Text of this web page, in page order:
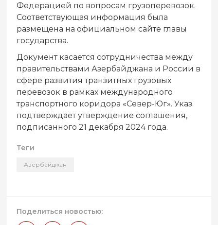
Федерацией по вопросам грузоперевозок.
Соответствующая информация была
размещена на официальном сайте главы
государства.
Документ касается сотрудничества между
правительствами Азербайджана и России в
сфере развития транзитных грузовых
перевозок в рамках международного
транспортного коридора «Север-Юг». Указ
подтверждает утверждение соглашения,
подписанного 21 декабря 2024 года.
Теги
Азербайджан
Поделиться новостью: